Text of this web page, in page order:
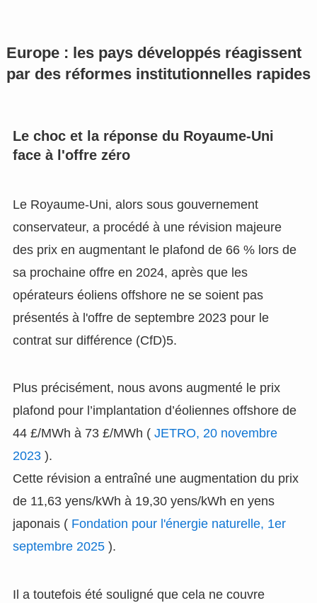
Europe : les pays développés réagissent
par des réformes institutionnelles rapides
Le choc et la réponse du Royaume-Uni
face à l'offre zéro
Le Royaume-Uni, alors sous gouvernement
conservateur, a procédé à une révision majeure
des prix en augmentant le plafond de 66 % lors de
sa prochaine offre en 2024, après que les
opérateurs éoliens offshore ne se soient pas
présentés à l'offre de septembre 2023 pour le
contrat sur différence (CfD)5.
Plus précisément, nous avons augmenté le prix
plafond pour l’implantation d’éoliennes offshore de
44 £/MWh à 73 £/MWh ( JETRO, 20 novembre
2023 ).
Cette révision a entraîné une augmentation du prix
de 11,63 yens/kWh à 19,30 yens/kWh en yens
japonais ( Fondation pour l'énergie naturelle, 1er
septembre 2025 ).
Il a toutefois été souligné que cela ne couvre